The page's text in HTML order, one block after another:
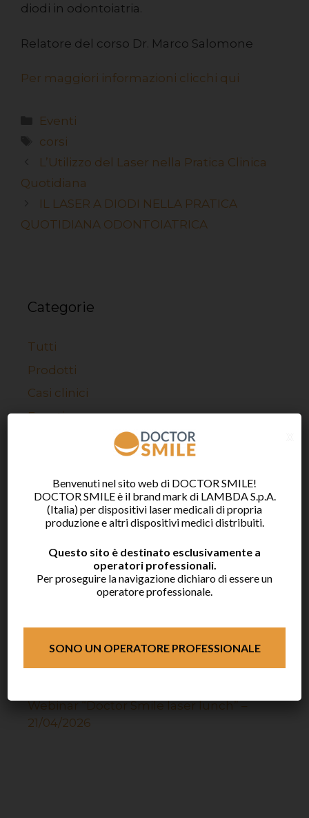
diodi in odontoiatria.
Relatore del corso Dr. Marco Salomone
Per maggiori informazioni clicchi qui
Eventi
corsi
L’Utilizzo del Laser nella Pratica Clinica
Quotidiana
IL LASER A DIODI NELLA PRATICA
QUOTIDIANA ODONTOIATRICA
Categorie
Tutti
Prodotti
Casi clinici
Eventi
Articoli recenti
07/07/2026
Webinar “Doctor Smile laser lunch” –
Doctor Smile a EXPODENTAL RIMINI
2026
Webinar “Doctor Smile laser lunch” –
Webinar “Doctor Smile laser lunch” –
21/04/2026
Benvenuti nel sito web di DOCTOR SMILE!
DOCTOR SMILE è il brand mark di LAMBDA S.p.A.
(Italia) per dispositivi laser medicali di propria
produzione e altri dispositivi medici distribuiti.
Questo sito è destinato esclusivamente a
operatori professionali.
Per proseguire la navigazione dichiaro di essere un
operatore professionale.
SONO UN OPERATORE PROFESSIONALE